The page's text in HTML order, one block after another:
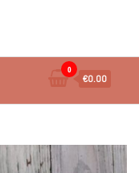
0
€0.00